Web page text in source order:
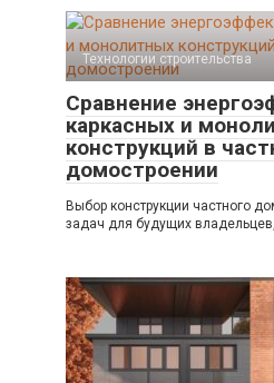
Технологии строительства
Сравнение
каркасных и
конструкций в
домостроении
Выбор конструкции частного
задач для будущих